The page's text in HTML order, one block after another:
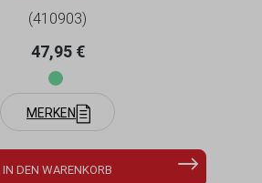
(410903)
Regulärer Preis:
47,95 €
MERKEN
IN DEN WARENKORB